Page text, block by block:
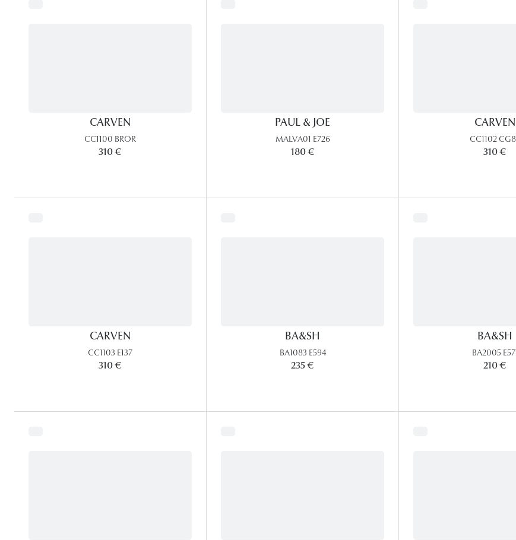
CARVEN
CC1100 BROR
310 €
PAUL & JOE
MALVA01 E726
180 €
CARVEN
CC1102
310 €
CARVEN
CC1103 E137
310 €
BA&SH
BA1083 E594
235 €
BA&SH
BA2005
210 €